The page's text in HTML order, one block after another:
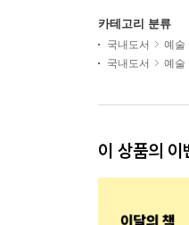
카테고리 분류
국내도서 예술
국내도서
예술
이 상품의 이